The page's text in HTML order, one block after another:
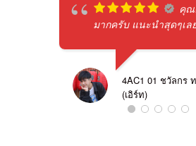
คุณ
มากครับ แนะนำสุดๆเล
4AC1 01 ชวัลกร
(เอิร์ท)